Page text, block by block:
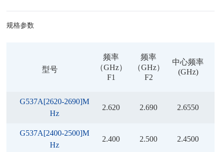
规格参数
型号
频率
（GHz）
F1
频率
（GHz）
F2
中心频率
(GHz)
G537A[2620-2690]M
Hz
2.620 2.690 2.6550
G537A[2400-2500]M
Hz
2.400 2.500 2.4500